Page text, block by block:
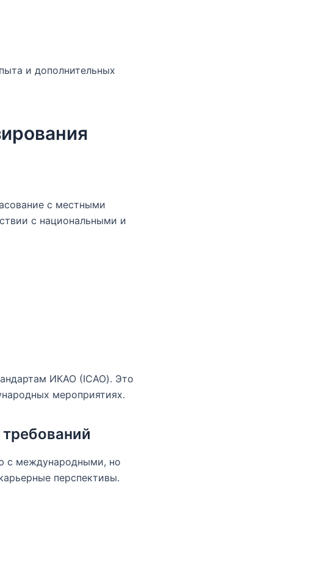
и дополнительных
с местными
с национальными и
ИКАО (ICAO). Это
мероприятиях.
с международными, но
перспективы.